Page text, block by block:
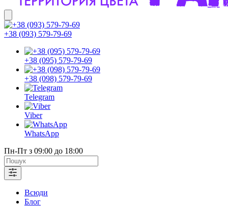
+38 (093) 579-79-69
+38 (095) 579-79-69
+38 (098) 579-79-69
Telegram
Viber
WhatsApp
Пн-Пт з 09:00 до 18:00
Всюди
Блог